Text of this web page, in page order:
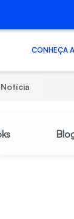
CONHEÇA
Notícia